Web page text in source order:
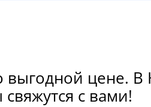
цене.
с вами!